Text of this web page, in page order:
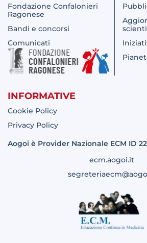
Fondazione Confalonieri
Ragonese
Bandi e concorsi
Comunicati
INFORMATIVE
Cookie Policy
Privacy Policy
Aogoi è Provider Nazionale ECM ID
ecm.aogoi.it